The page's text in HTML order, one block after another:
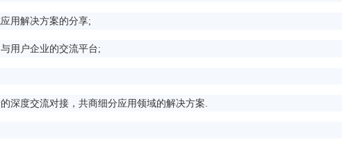
用解决方案的分享;
用户企业的交流平台;
度交流对接，共商细分应用领域的解决方案.